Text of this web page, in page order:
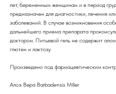
лет, беременным женщинам и в период
предназначен для диагностики, лечения
заболеваний. В случае возникновения
дальнейшего приема препарата
доктором. Питьевой гель не содержит
глютен и лактозу.
Произведено под фармацевтическим
Алоэ Вера Barbadensis Miller